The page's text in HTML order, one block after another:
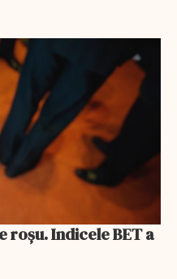
roșu. Indicele BET a